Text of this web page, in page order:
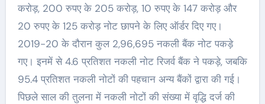
करोड़, 200 रुपए के 205 करोड़, 10 रुपए के 147 करोड़ और
20 रुपए के 125 करोड़ नोट छापने के लिए ऑर्डर दिए गए।
2019-20 के दौरान कुल 2,96,695 नकली बैंक नोट पकड़े
गए। इनमें से 4.6 प्रतिशत नकली नोट रिजर्व बैंक ने पकड़े, जबकि
95.4 प्रतिशत नकली नोटों की पहचान अन्‍य बैंकों द्वारा की गई।
पिछले साल की तुलना में नकली नोटों की संख्‍या में वृद्धि दर्ज की